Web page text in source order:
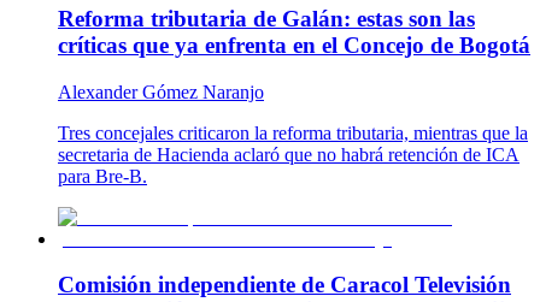
Reforma tributaria de Galán: estas son las
críticas que ya enfrenta en el Concejo de Bogotá
Alexander Gómez Naranjo
Tres concejales criticaron la reforma tributaria, mientras que la
secretaria de Hacienda aclaró que no habrá retención de ICA
para Bre-B.
Comisión independiente de Caracol Televisión